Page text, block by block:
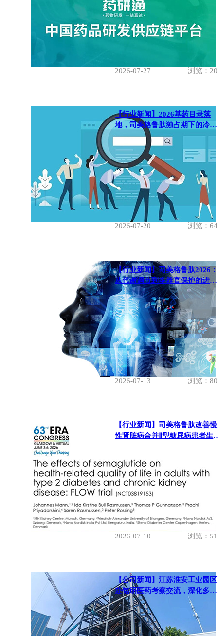
2026-07-27 浏览：
【行业新闻】2026基药目录落
地，司美格鲁肽独占期下的冷静
思考
2026-07-20 浏览：
【行业新闻】司美格鲁肽2026：
从代谢调节到多器官保护的进化
之路
2026-07-13 浏览：
【行业新闻】司美格鲁肽改善慢
性肾脏病合并Ⅱ型糖尿病患者生
2026-07-10 浏览：
【公司新闻】江苏淮安工业园区
赴铭研医药考察交流，深化多肽
原料药项目对接